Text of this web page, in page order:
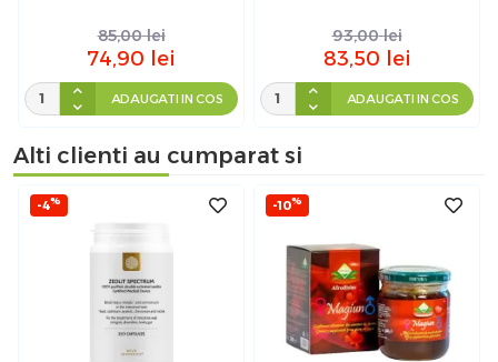
85,00 lei
74,90 lei
ADAUGATI IN COS
93,00 lei
83,50 lei
ADAUGATI IN COS
Alti clienti au cumparat si
-4% -10%